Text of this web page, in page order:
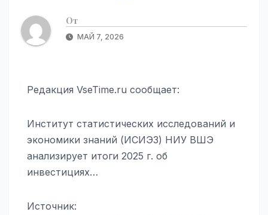
От
МАЙ 7, 2026
Редакция VseTime.ru сообщает:
Институт статистических исследований и
экономики знаний (ИСИЭЗ) НИУ ВШЭ
анализирует итоги 2025 г. об
инвестициях…
Источник: